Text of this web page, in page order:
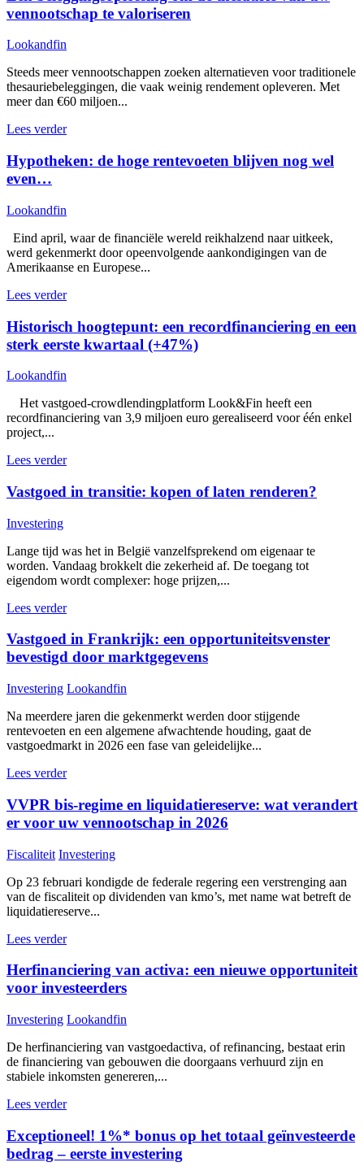
vennootschap te valoriseren
Lookandfin
Steeds meer vennootschappen zoeken alternatieven voor traditionele
thesauriebeleggingen, die vaak weinig rendement opleveren. Met
meer dan €60 miljoen...
Lees verder
Hypotheken: de hoge rentevoeten blijven nog wel
even…
Lookandfin
Eind april, waar de financiële wereld reikhalzend naar uitkeek,
werd gekenmerkt door opeenvolgende aankondigingen van de
Amerikaanse en Europese...
Lees verder
Historisch hoogtepunt: een recordfinanciering en een
sterk eerste kwartaal (+47%)
Lookandfin
Het vastgoed-crowdlendingplatform Look&Fin heeft een
recordfinanciering van 3,9 miljoen euro gerealiseerd voor één enkel
project,...
Lees verder
Vastgoed in transitie: kopen of laten renderen?
Investering
Lange tijd was het in België vanzelfsprekend om eigenaar te
worden. Vandaag brokkelt die zekerheid af. De toegang tot
eigendom wordt complexer: hoge prijzen,...
Lees verder
Vastgoed in Frankrijk: een opportuniteitsvenster
bevestigd door marktgegevens
Investering Lookandfin
Na meerdere jaren die gekenmerkt werden door stijgende
rentevoeten en een algemene afwachtende houding, gaat de
vastgoedmarkt in 2026 een fase van geleidelijke...
Lees verder
VVPR bis-regime en liquidatiereserve: wat verandert
er voor uw vennootschap in 2026
Fiscaliteit Investering
Op 23 februari kondigde de federale regering een verstrenging aan
van de fiscaliteit op dividenden van kmo’s, met name wat betreft de
liquidatiereserve...
Lees verder
Herfinanciering van activa: een nieuwe opportuniteit
voor investeerders
Investering Lookandfin
De herfinanciering van vastgoedactiva, of refinancing, bestaat erin
de financiering van gebouwen die doorgaans verhuurd zijn en
stabiele inkomsten genereren,...
Lees verder
Exceptioneel! 1%* bonus op het totaal geïnvesteerde
bedrag – eerste investering